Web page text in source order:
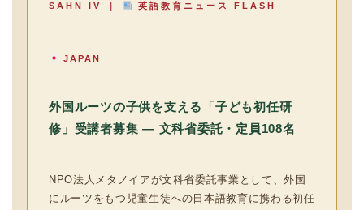
SAHN IV ｜ 英語教育ニュース FLASH
JAPAN
外国ルーツの子供を支える「子ども初任研
修」受講者募集 — 文科省委託・定員108名
NPO法人メタノイアが文科省委託事業として、外国
にルーツをもつ児童生徒への日本語教育に携わる初任